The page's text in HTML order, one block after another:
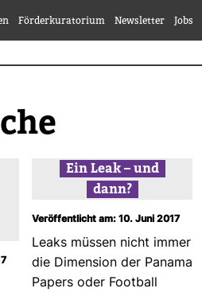
Förderkuratorium Newsletter Jobs
Ein Leak – und
dann?
Veröffentlicht am: 10. Juni 2017
Leaks müssen nicht immer
die Dimen­sion der Panama
Papers oder Foot­ball